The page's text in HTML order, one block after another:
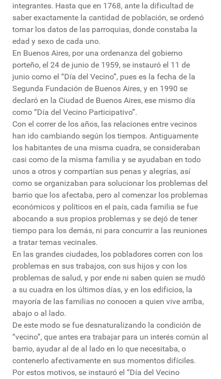
integrantes. Hasta que en 1768, ante la dificultad de
saber exactamente la cantidad de población, se ordenó
tomar los datos de las parroquias, donde constaba la
edad y sexo de cada uno.
En Buenos Aires, por una ordenanza del gobierno
porteño, el 24 de junio de 1959, se instauró el 11 de
junio como el “Día del Vecino”, pues es la fecha de la
Segunda Fundación de Buenos Aires, y en 1990 se
declaró en la Ciudad de Buenos Aires, ese mismo día
como “Día del Vecino Participativo”.
Con el correr de los años, las relaciones entre vecinos
han ido cambiando según los tiempos. Antiguamente
los habitantes de una misma cuadra, se consideraban
casi como de la misma familia y se ayudaban en todo
unos a otros y compartían sus penas y alegrías, así
como se organizaban para solucionar los problemas del
barrio que los afectaba, pero al comenzar los problemas
económicos y políticos en el país, cada familia se fue
abocando a sus propios problemas y se dejó de tener
tiempo para los demás, ni para concurrir a las reuniones
a tratar temas vecinales.
En las grandes ciudades, los pobladores corren con los
problemas en sus trabajos, con sus hijos y con los
problemas de salud, y por ende ni saben quien se mudó
a su cuadra en los últimos días, y en los edificios, la
mayoría de las familias no conocen a quien vive arriba,
abajo o al lado.
De este modo se fue desnaturalizando la condición de
“vecino”, que antes era trabajar para un interés común al
barrio, ayudar al de al lado en lo que necesitaba, o
contenerlo afectivamente en sus momentos difíciles.
Por estos motivos, se instauró el “Día del Vecino